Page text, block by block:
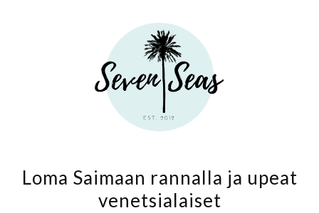
Loma Saimaan rannalla ja upeat
venetsialaiset